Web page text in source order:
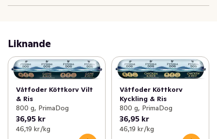
PrimaDog vill ta sitt ansvar, därför donerar dem 1% av
produkt så stödjer även du de verksamheterna.
Vetefri köttkorv av högsta kvalitet med nötkött & ris.
Köttkorven är ett komplett helfoder för vuxna hundar.
Använd som helfoder eller som topping till torrfoder.
Innehåller inga kemiska konserveringsämnen eller
färgämnen.
Liknande
Våtfoder Köttkorv Vilt
& Ris
800 g, PrimaDog
36,95 kr
46,19 kr /kg
Våtfoder Köttkorv
Kyckling & Ris
800 g, PrimaDog
36,95 kr
46,19 kr /kg